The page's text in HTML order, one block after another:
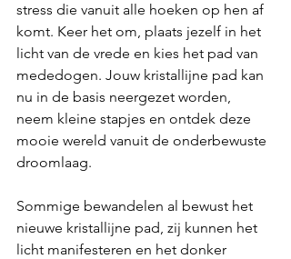
stress die vanuit alle hoeken op hen af
komt. Keer het om, plaats jezelf in het
licht van de vrede en kies het pad van
mededogen. Jouw kristallijne pad kan
nu in de basis neergezet worden,
neem kleine stapjes en ontdek deze
mooie wereld vanuit de onderbewuste
droomlaag.
Sommige bewandelen al bewust het
nieuwe kristallijne pad, zij kunnen het
licht manifesteren en het donker